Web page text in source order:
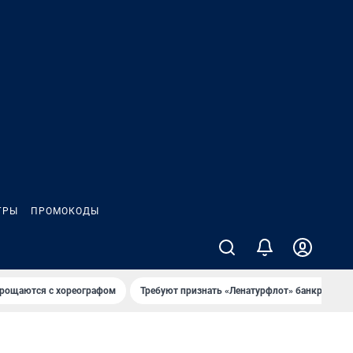
ПРОМОКОДЫ
с хореографом Требуют признать «Ленатурфлот» банкротом